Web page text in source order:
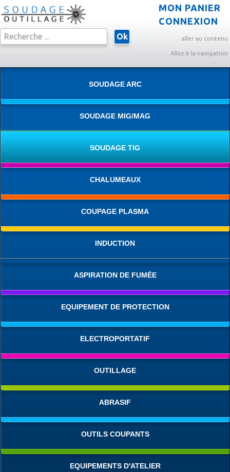
aller au contenu
Allez à la navigation
CONNEXION
MON PANIER
Ok
SOUDAGE ARC
SOUDAGE MIG/MAG
SOUDAGE TIG
CHALUMEAUX
COUPAGE PLASMA
INDUCTION
ASPIRATION DE FUMÉE
EQUIPEMENT DE PROTECTION
ELECTROPORTATIF
OUTILLAGE
ABRASIF
OUTILS COUPANTS
EQUIPEMENTS D'ATELIER